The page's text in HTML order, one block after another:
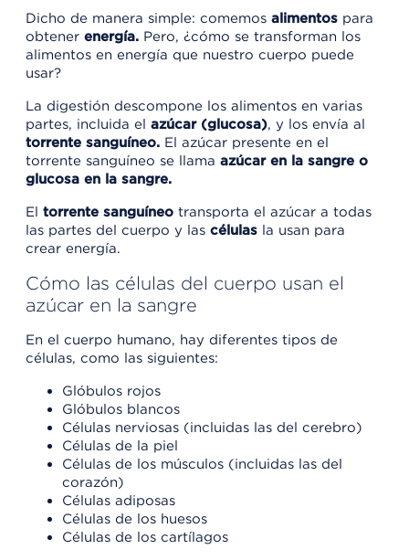
Dicho de manera simple: comemos alimentos para
obtener energía. Pero, ¿cómo se transforman los
alimentos en energía que nuestro cuerpo puede
usar?
La digestión descompone los alimentos en varias
partes, incluida el azúcar (glucosa), y los envía al
torrente sanguíneo. El azúcar presente en el
torrente sanguíneo se llama azúcar en la sangre o
glucosa en la sangre.
El torrente sanguíneo transporta el azúcar a todas
las partes del cuerpo y las células la usan para
crear energía.
Cómo las células del cuerpo usan el
azúcar en la sangre
En el cuerpo humano, hay diferentes tipos de
células, como las siguientes:
Glóbulos rojos
Glóbulos blancos
Células nerviosas (incluidas las del cerebro)
Células de la piel
Células de los músculos (incluidas las del
corazón)
Células adiposas
Células de los huesos
Células de los cartílagos